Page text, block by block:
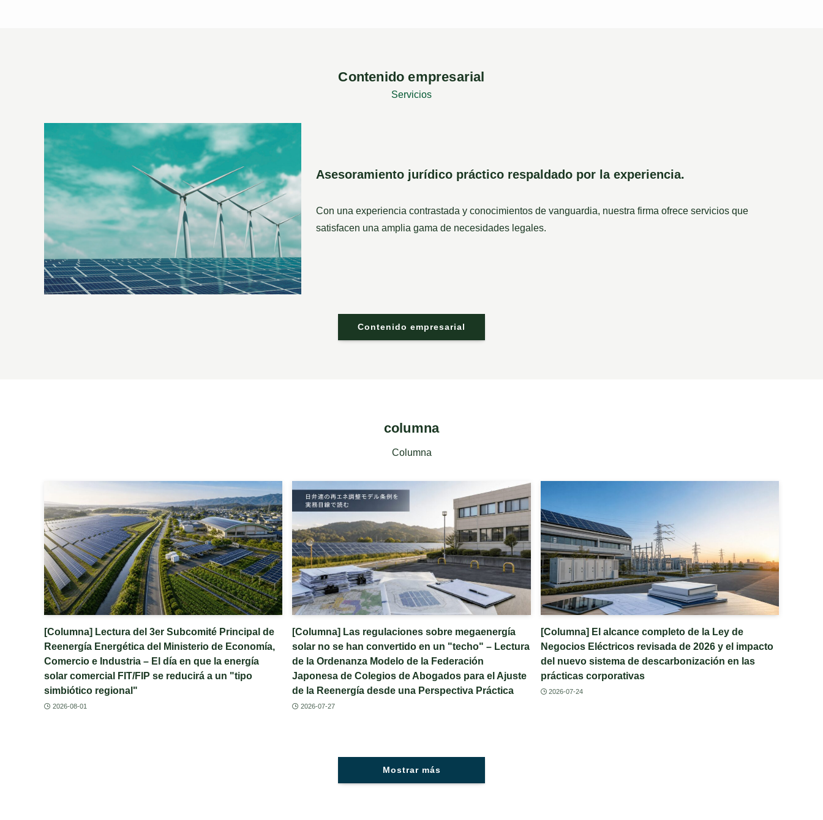
Contenido empresarial
Servicios
Asesoramiento jurídico práctico respaldado por la experiencia.
Con una experiencia contrastada y conocimientos de vanguardia, nuestra firma ofrece servicios que
satisfacen una amplia gama de necesidades legales.
Contenido empresarial
columna
Columna
[Columna] Lectura del 3er Subcomité Principal de
Reenergía Energética del Ministerio de Economía,
Comercio e Industria – El día en que la energía
solar comercial FIT/FIP se reducirá a un "tipo
simbiótico regional"
2026-08-01
[Columna] Las regulaciones sobre megaenergía
solar no se han convertido en un "techo" – Lectura
de la Ordenanza Modelo de la Federación
Japonesa de Colegios de Abogados para el Ajuste
de la Reenergía desde una Perspectiva Práctica
2026-07-27
[Columna] El alcance completo de la Ley de
Negocios Eléctricos revisada de 2026 y el impacto
del nuevo sistema de descarbonización en las
prácticas corporativas
2026-07-24
Mostrar más